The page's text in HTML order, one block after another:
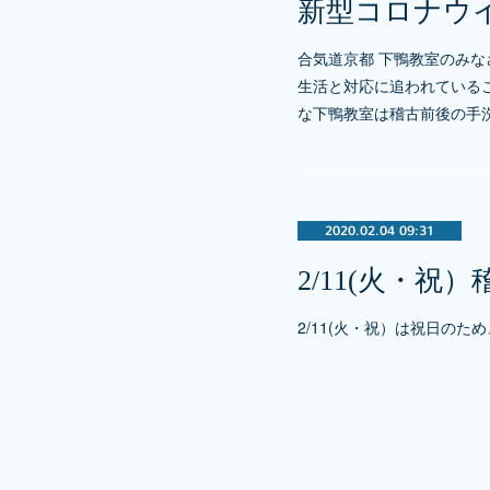
新型コロナウ
合気道京都 下鴨教室のみ
生活と対応に追われている
な下鴨教室は稽古前後の
2020.02.04 09:31
2/11(火・祝）
2/11(火・祝）は祝日のた